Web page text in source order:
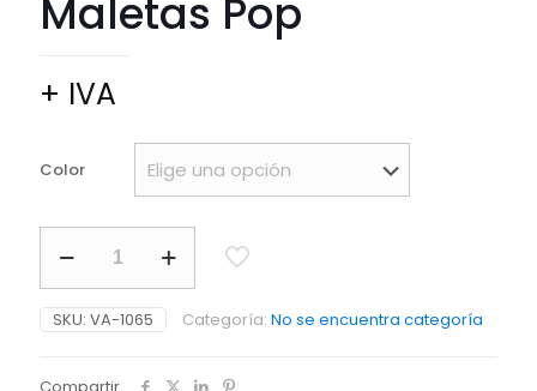
Maletas Pop
+ IVA
Color
Maletas
Pop
cantidad
SKU: VA-1065 Categoría: No se encuentra categoría